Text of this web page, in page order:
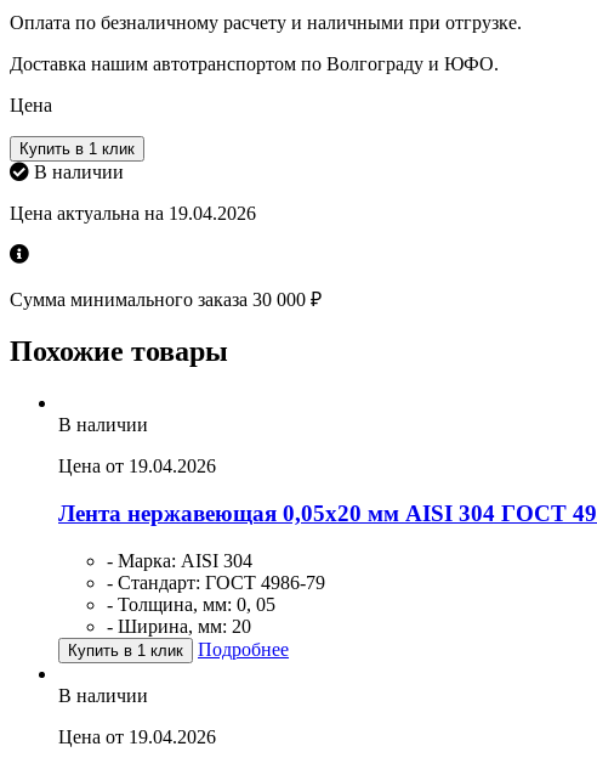
Оплата по безналичному расчету и наличными при отгрузке.
Доставка нашим автотранспортом по Волгограду и ЮФО.
Цена
Купить в 1 клик
В наличии
Цена актуальна на 19.04.2026
Сумма минимального заказа 30 000 ₽
Похожие товары
В наличии
Цена от 19.04.2026
Лента нержавеющая 0,05х20 мм AISI 304 ГОСТ
- Марка: AISI 304
- Стандарт: ГОСТ 4986-79
- Толщина, мм: 0, 05
- Ширина, мм: 20
Купить в 1 клик Подробнее
В наличии
Цена от 19.04.2026